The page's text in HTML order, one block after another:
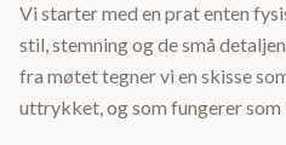
Vi starter med en prat enten
stil, stemning og de små
fra møtet tegner vi en skisse
uttrykket, og som fungerer